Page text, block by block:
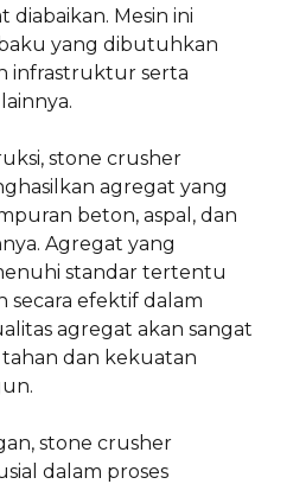
Mesin ini
yang dibutuhkan
infrastruktur serta
stone crusher
agregat yang
beton, aspal, dan
Agregat yang
standar tertentu
secara efektif dalam
agregat akan sangat
dan kekuatan
stone crusher
dalam proses